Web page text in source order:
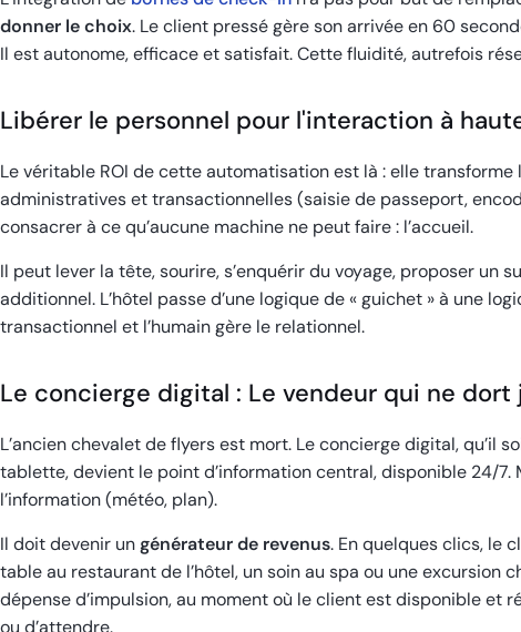
donner le choix. Le client pressé gère son arrivée en 60
Il est autonome, efficace et satisfait. Cette fluidité, autrefois
Libérer le personnel pour l'interaction à
Le véritable ROI de cette automatisation est là : elle
administratives et transactionnelles (saisie de passeport,
consacrer à ce qu’aucune machine ne peut faire : l’accueil.
Il peut lever la tête, sourire, s’enquérir du voyage, proposer un
additionnel. L’hôtel passe d’une logique de « guichet » à une
transactionnel et l’humain gère le relationnel.
Le concierge digital : Le vendeur qui ne dort
L’ancien chevalet de flyers est mort. Le concierge digital, qu’il
tablette, devient le point d’information central, disponible 24/7.
l’information (météo, plan).
Il doit devenir ungénérateur de revenus. En quelques clics, le
table au restaurant de l’hôtel, un soin au spa ou une excursion
dépense d’impulsion, au moment où le client est disponible et
ou d’attendre.